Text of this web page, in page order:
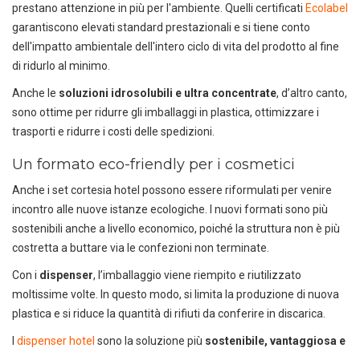
prestano attenzione in più per l'ambiente. Quelli certificati Ecolabel
garantiscono elevati standard prestazionali e si tiene conto
dell'impatto ambientale dell'intero ciclo di vita del prodotto al fine
di ridurlo al minimo.
Anche le soluzioni idrosolubili e ultra concentrate, d’altro canto,
sono ottime per ridurre gli imballaggi in plastica, ottimizzare i
trasporti e ridurre i costi delle spedizioni.
Un formato eco-friendly per i cosmetici
Anche i set cortesia hotel possono essere riformulati per venire
incontro alle nuove istanze ecologiche. I nuovi formati sono più
sostenibili anche a livello economico, poiché la struttura non è più
costretta a buttare via le confezioni non terminate.
Con i dispenser, l’imballaggio viene riempito e riutilizzato
moltissime volte. In questo modo, si limita la produzione di nuova
plastica e si riduce la quantità di rifiuti da conferire in discarica.
I dispenser hotel sono la soluzione più sostenibile, vantaggiosa e